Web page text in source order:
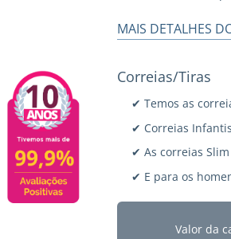
MAIS DETALHES
Correias/Tiras
✔ Temos as
✔ Correias
✔ As correias
✔ E para os
Valor da